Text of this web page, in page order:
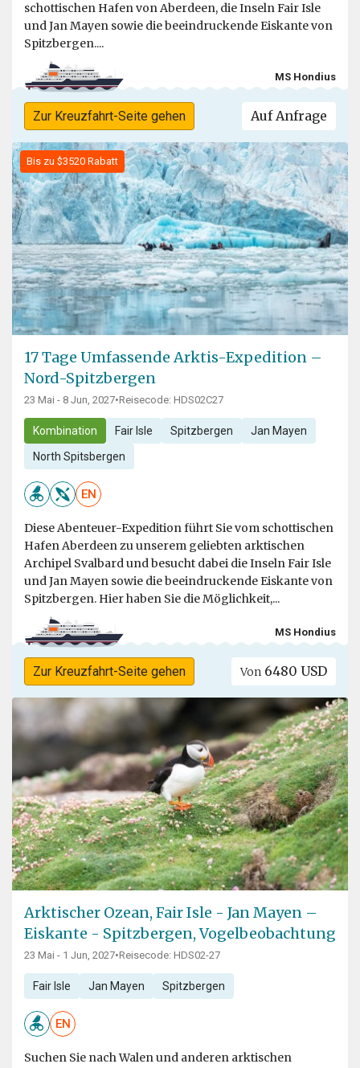
schottischen Hafen von Aberdeen, die Inseln Fair Isle
und Jan Mayen sowie die beeindruckende Eiskante von
Spitzbergen....
MS Hondius
Zur Kreuzfahrt-Seite gehen Auf Anfrage
Bis zu $3520 Rabatt
17 Tage Umfassende Arktis-Expedition –
Nord-Spitzbergen
23 Mai - 8 Jun, 2027•Reisecode: HDS02C27
Kombination Fair Isle Spitzbergen Jan Mayen
North Spitsbergen
EN
Diese Abenteuer-Expedition führt Sie vom schottischen
Hafen Aberdeen zu unserem geliebten arktischen
Archipel Svalbard und besucht dabei die Inseln Fair Isle
und Jan Mayen sowie die beeindruckende Eiskante von
Spitzbergen. Hier haben Sie die Möglichkeit,...
MS Hondius
Zur Kreuzfahrt-Seite gehen Von 6480 USD
Arktischer Ozean, Fair Isle - Jan Mayen –
Eiskante - Spitzbergen, Vogelbeobachtung
23 Mai - 1 Jun, 2027•Reisecode: HDS02-27
Fair Isle Jan Mayen Spitzbergen
EN
Suchen Sie nach Walen und anderen arktischen